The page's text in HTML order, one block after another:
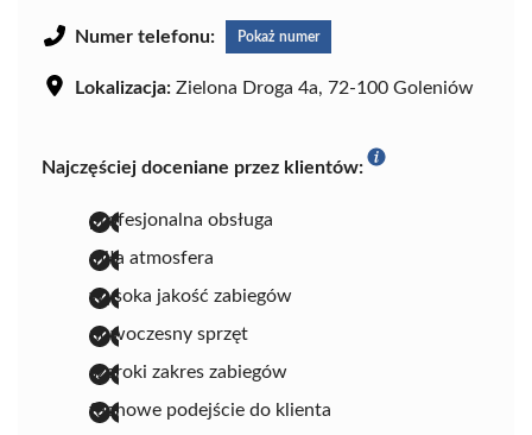
Numer telefonu: Pokaż numer
Lokalizacja: Zielona Droga 4a, 72-100 Goleniów
Najczęściej doceniane przez klientów:
profesjonalna obsługa
miła atmosfera
wysoka jakość zabiegów
nowoczesny sprzęt
szeroki zakres zabiegów
fachowe podejście do klienta